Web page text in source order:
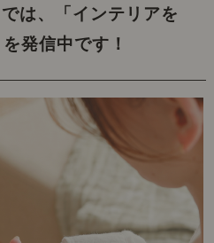
は、
「インテリアを
発信中です！